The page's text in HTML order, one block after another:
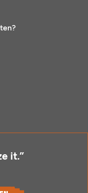
it.”